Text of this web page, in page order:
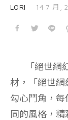
LORI 發表於
14 7 月,
「絕世
材，「絕世網
勾心鬥角，
同的風格，